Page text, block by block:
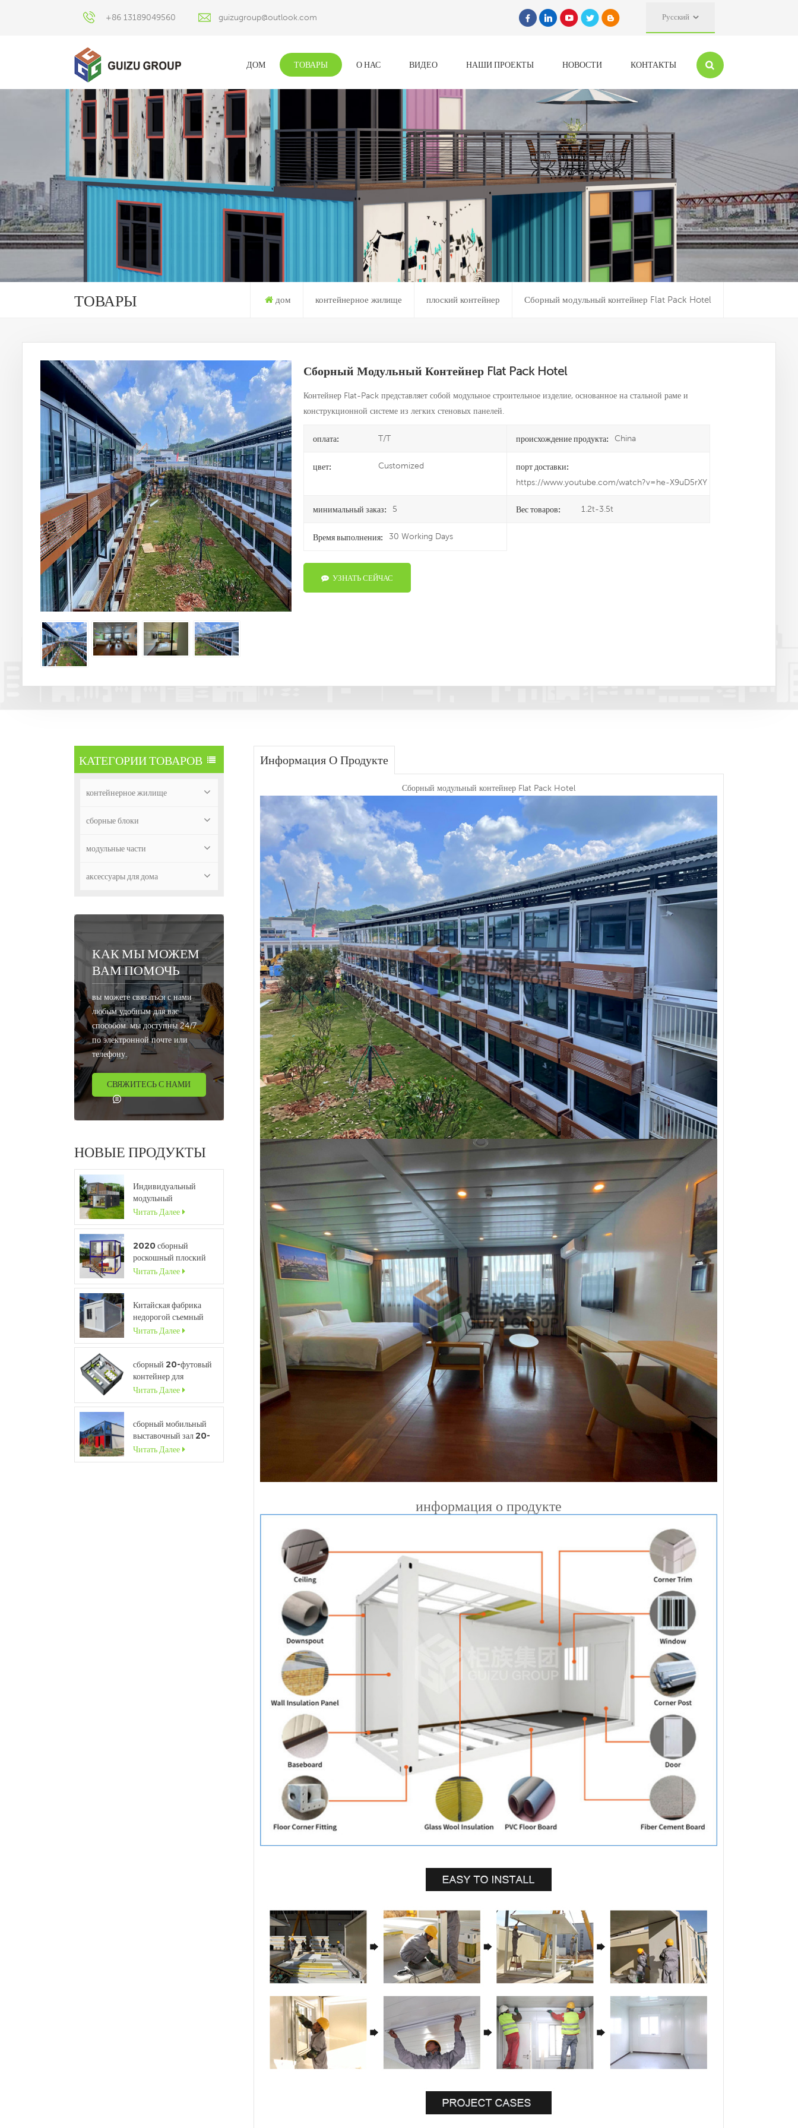
+86 13189049560 guizugroup@outlook.com Русский
ДОМ ТОВАРЫ О НАС ВИДЕО НАШИ ПРОЕКТЫ НОВОСТИ КОНТАКТЫ
ТОВАРЫ дом контейнерное жилище плоский контейнер Сборный модульный контейнер Flat Pack Hotel
Сборный Модульный Контейнер Flat Pack Hotel
Контейнер Flat-Pack представляет собой модульное строительное изделие, основанное на стальной раме и
конструкционной системе из легких стеновых панелей.
оплата: T/T происхождение продукта: China
цвет: Customized порт доставки:
https://www.youtube.com/watch?v=he-X9uD5rXY
минимальный заказ: 5 Вес товаров: 1.2t-3.5t
Время выполнения: 30 Working Days
УЗНАТЬ СЕЙЧАС
КАТЕГОРИИ ТОВАРОВ
контейнерное жилище
сборные блоки
модульные части
аксессуары для дома
КАК МЫ МОЖЕМ
ВАМ ПОМОЧЬ
вы можете связаться с нами
любым удобным для вас
способом. мы доступны 24/7
по электронной почте или
телефону.
СВЯЖИТЕСЬ С НАМИ
НОВЫЕ ПРОДУКТЫ
Индивидуальный
модульный
портативный дом
высокого класса с
Читать Далее
2020 сборный
роскошный плоский
контейнерный дом с
кухней и ванной
Читать Далее
Китайская фабрика
недорогой съемный
контейнерный дом для
продажи
Читать Далее
сборный 20-футовый
контейнер для
временного контейнера
для строительной
Читать Далее
сборный мобильный
выставочный зал 20-
футового
контейнерного дома со
Читать Далее
Информация О Продукте
Сборный модульный контейнер Flat Pack Hotel
информация о продукте